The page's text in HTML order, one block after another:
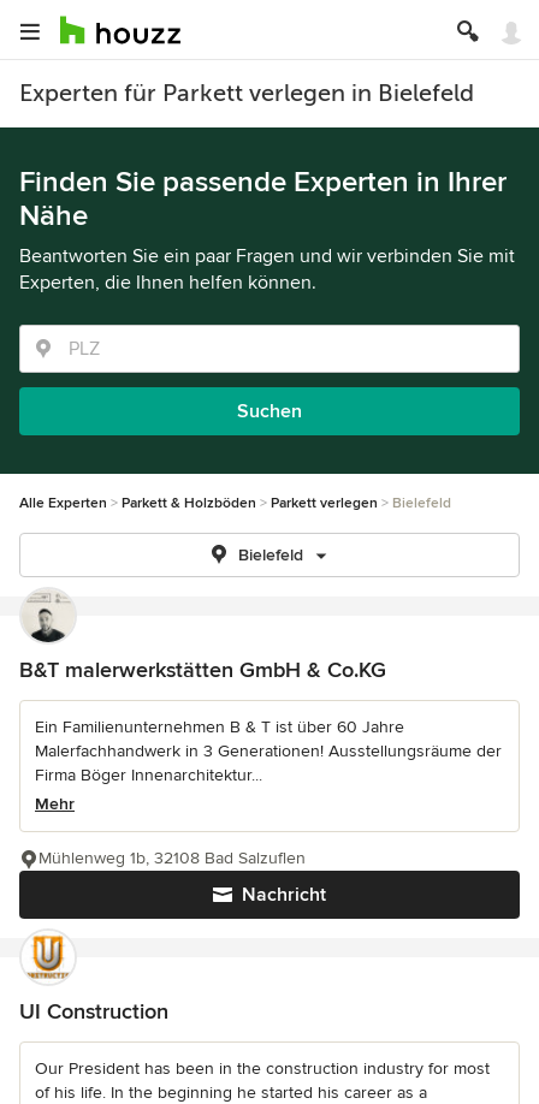
Experten für Parkett verlegen in Bielefeld
Finden Sie passende Experten in Ihrer
Nähe
Beantworten Sie ein paar Fragen und wir verbinden Sie mit
Experten, die Ihnen helfen können.
Suchen
Alle Experten Parkett & Holzböden Parkett verlegen Bielefeld
Bielefeld
B&T malerwerkstätten GmbH & Co.KG
Ein Familienunternehmen B & T ist über 60 Jahre
Malerfachhandwerk in 3 Generationen! Ausstellungsräume der
Firma Böger Innenarchitektur...
Mehr
Nachricht
Mühlenweg 1b, 32108 Bad Salzuflen
UI Construction
Our President has been in the construction industry for most
of his life. In the beginning he started his career as a